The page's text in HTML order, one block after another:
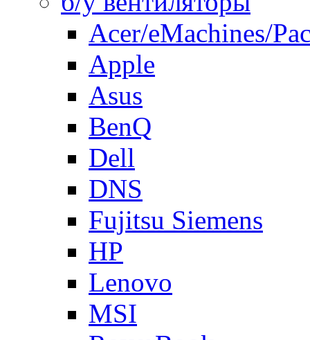
Acer/eMachines/
Apple
Asus
BenQ
Dell
DNS
Fujitsu Siemens
HP
Lenovo
MSI